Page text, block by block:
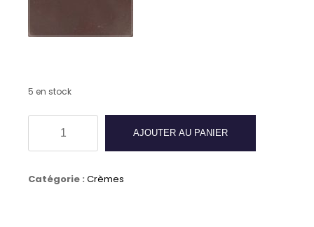
5 en stock
de
AJOUTER AU PANIER
Catégorie : Crèmes